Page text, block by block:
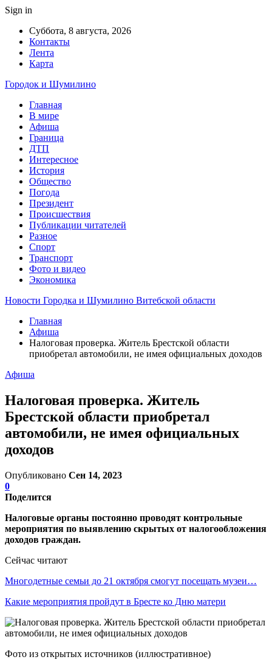
Sign in
Суббота, 8 августа, 2026
Контакты
Лента
Карта
Городок и Шумилино
Главная
В мире
Афиша
Граница
ДТП
Интересное
История
Общество
Погода
Президент
Происшествия
Публикации читателей
Разное
Спорт
Транспорт
Фото и видео
Экономика
Новости Городка и Шумилино Витебской области
Главная
Афиша
Налоговая проверка. Житель Брестской области
приобретал автомобили, не имея официальных доходов
Афиша
Налоговая проверка. Житель
Брестской области приобретал
автомобили, не имея официальных
доходов
Опубликовано Сен 14, 2023
0
Поделится
Налоговые органы постоянно проводят контрольные
мероприятия по выявлению скрытых от налогообложения
доходов граждан.
Сейчас читают
Многодетные семьи до 21 октября смогут посещать музеи…
Какие мероприятия пройдут в Бресте ко Дню матери
Фото из открытых источников (иллюстративное)